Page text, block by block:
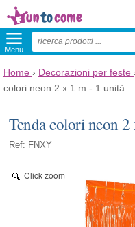
Menu
Home › Decorazioni per feste
colori neon 2 x 1 m - 1 unità
Tenda colori neon
Ref: FNXY
Click zoom